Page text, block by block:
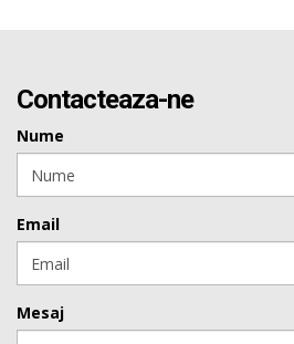
Contacteaza-ne
Nume
Email
Mesaj